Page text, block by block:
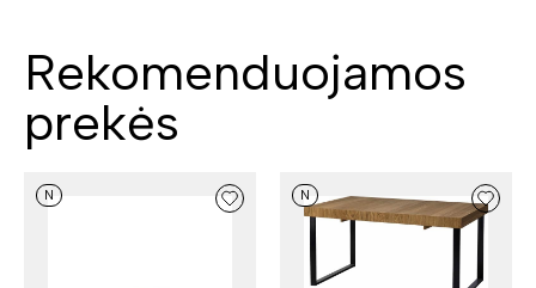
Rekomenduojamos
prekės
N N